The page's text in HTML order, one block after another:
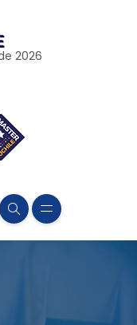
2026